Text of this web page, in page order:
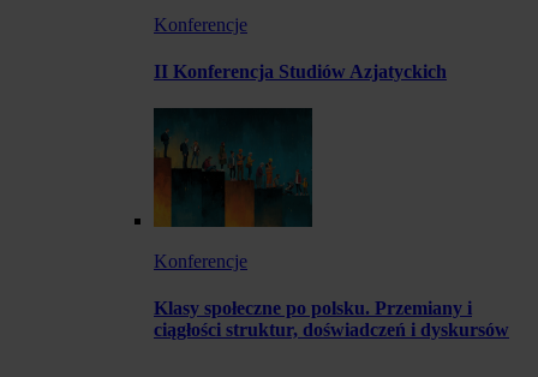
Konferencje
II Konferencja Studiów Azjatyckich
Konferencje
Klasy społeczne po polsku. Przemiany i
ciągłości struktur, doświadczeń i dyskursów